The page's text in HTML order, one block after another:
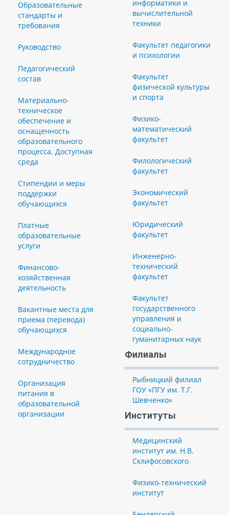
Образовательные
стандарты и
требования
Руководство
Педагогический
состав
Материально-
техническое
обеспечение и
оснащенность
образовательного
процесса. Доступная
среда
Стипендии и меры
поддержки
обучающихся
Платные
образовательные
услуги
Финансово-
хозяйственная
деятельность
Вакантные места для
приема (перевода)
обучающихся
Международное
сотрудничество
Организация
питания в
образовательной
организации
информатики и
вычислительной
техники
Факультет педагогики
и психологии
Факультет
физической культуры
и спорта
Физико-
математический
факультет
Филологический
факультет
Экономический
факультет
Юридический
факультет
Инженерно-
технический
факультет
Факультет
государственного
управления и
социально-
гуманитарных наук
Филиалы
Рыбницкий филиал
ГОУ «ПГУ им. Т.Г.
Шевченко»
Институты
Медицинский
институт им. Н.В.
Склифосовского
Физико-технический
институт